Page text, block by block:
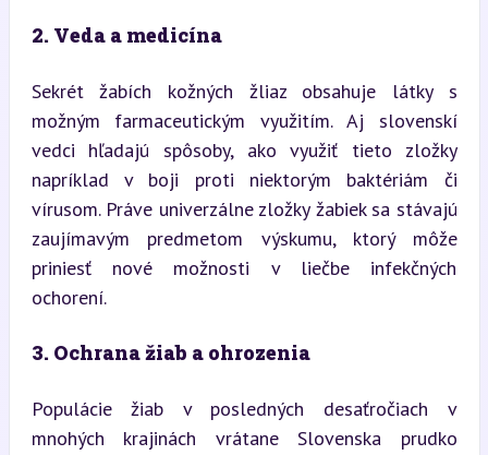
2. Veda a medicína
Sekrét žabích kožných žliaz obsahuje látky s
možným farmaceutickým využitím. Aj slovenskí
vedci hľadajú spôsoby, ako využiť tieto zložky
napríklad v boji proti niektorým baktériám či
vírusom. Práve univerzálne zložky žabiek sa stávajú
zaujímavým predmetom výskumu, ktorý môže
priniesť nové možnosti v liečbe infekčných
ochorení.
3. Ochrana žiab a ohrozenia
Populácie žiab v posledných desaťročiach v
mnohých krajinách vrátane Slovenska prudko